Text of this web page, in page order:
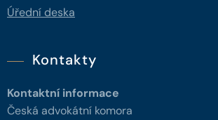
Úřední deska
Kontakty
Kontaktní informace
Česká advokátní komora